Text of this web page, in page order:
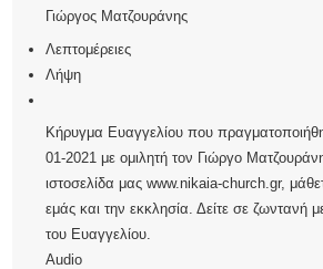
Γιώργος Ματζουράνης
Λεπτομέρειες
Λήψη
Κήρυγμα Ευαγγελίου που
01-2021 με ομιλητή τον Γιώργο
ιστοσελίδα μας www.nikaia-church.gr,
εμάς και την εκκλησία. Δείτε σε ζωντανή
του Ευαγγελίου.
Audio